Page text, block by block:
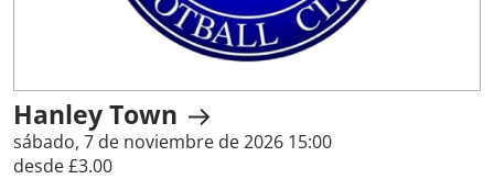
Hanley Town
sábado, 7 de noviembre de 2026 15:00
desde £3.00